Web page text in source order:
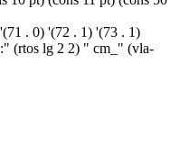
. 0) '(72 . 1) '(73 . 1)
lg 2 2) " cm_" (vla-